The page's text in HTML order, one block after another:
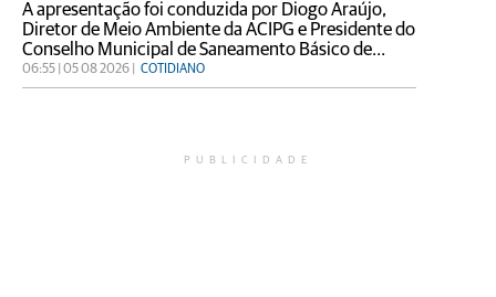
A apresentação foi conduzida por Diogo Araújo,
Diretor de Meio Ambiente da ACIPG e Presidente do
Conselho Municipal de Saneamento Básico de
Ponta Grossa (CMSB), com participação de Allan
Henrique de Araújo, Diretor do Departamento de
06:55 | 05 08 2026 | COTIDIANO
PUBLICIDADE